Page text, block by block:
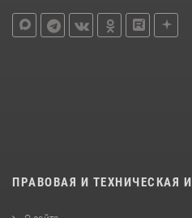
ПРАВОВАЯ И ТЕХНИЧЕСКАЯ